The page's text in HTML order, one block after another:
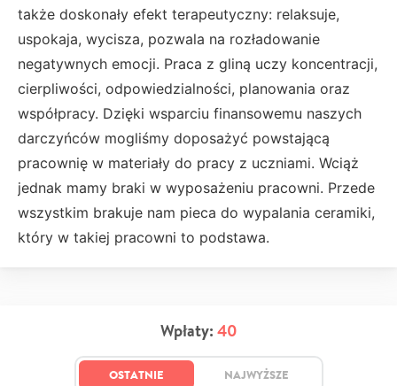
także doskonały efekt terapeutyczny: relaksuje,
uspokaja, wycisza, pozwala na rozładowanie
negatywnych emocji. Praca z gliną uczy koncentracji,
cierpliwości, odpowiedzialności, planowania oraz
współpracy. Dzięki wsparciu finansowemu naszych
darczyńców mogliśmy doposażyć powstającą
pracownię w materiały do pracy z uczniami. Wciąż
jednak mamy braki w wyposażeniu pracowni. Przede
wszystkim brakuje nam pieca do wypalania ceramiki,
który w takiej pracowni to podstawa.
Wpłaty: 40
OSTATNIE NAJWYŻSZE